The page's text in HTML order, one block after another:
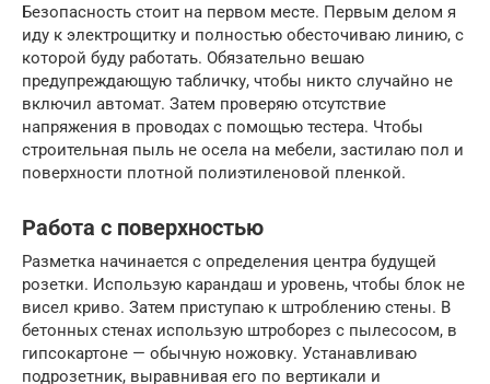
Безопасность стоит на первом месте. Первым делом я
иду к электрощитку и полностью обесточиваю линию, с
которой буду работать. Обязательно вешаю
предупреждающую табличку, чтобы никто случайно не
включил автомат. Затем проверяю отсутствие
напряжения в проводах с помощью тестера. Чтобы
строительная пыль не осела на мебели, застилаю пол и
поверхности плотной полиэтиленовой пленкой.
Работа с поверхностью
Разметка начинается с определения центра будущей
розетки. Использую карандаш и уровень, чтобы блок не
висел криво. Затем приступаю к штроблению стены. В
бетонных стенах использую штроборез с пылесосом, в
гипсокартоне — обычную ножовку. Устанавливаю
подрозетник, выравнивая его по вертикали и